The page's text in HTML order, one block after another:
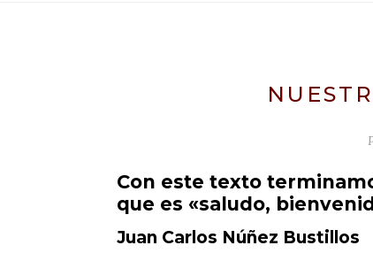
Con este texto
que es «saludo,
Juan Carlos Núñez Bustillos